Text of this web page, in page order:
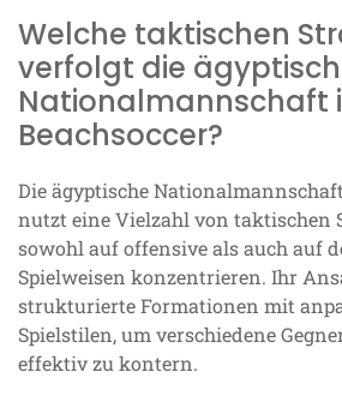
Welche taktischen
verfolgt die
Nationalmannschaft
Beachsoccer?
Die ägyptische
nutzt eine Vielzahl von taktischen
sowohl auf offensive als auch auf
Spielweisen konzentrieren. Ihr
strukturierte Formationen mit
Spielstilen, um verschiedene
effektiv zu kontern.